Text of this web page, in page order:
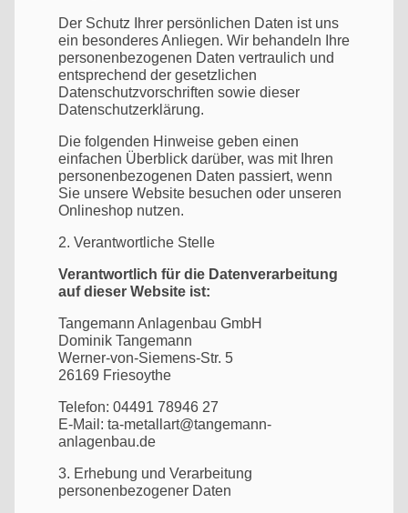
Der Schutz Ihrer persönlichen Daten ist uns
ein besonderes Anliegen. Wir behandeln Ihre
personenbezogenen Daten vertraulich und
entsprechend der gesetzlichen
Datenschutzvorschriften sowie dieser
Datenschutzerklärung.
Die folgenden Hinweise geben einen
einfachen Überblick darüber, was mit Ihren
personenbezogenen Daten passiert, wenn
Sie unsere Website besuchen oder unseren
Onlineshop nutzen.
2. Verantwortliche Stelle
Verantwortlich für die Datenverarbeitung
auf dieser Website ist:
Tangemann Anlagenbau GmbH
Dominik Tangemann
Werner-von-Siemens-Str. 5
26169 Friesoythe
Telefon: 04491 78946 27
E-Mail: ta-metallart@tangemann-
anlagenbau.de
3. Erhebung und Verarbeitung
personenbezogener Daten